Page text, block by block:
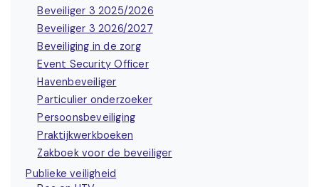
Beveiliger 3 2025/2026
Beveiliger 3 2026/2027
Beveiliging in de zorg
Event Security Officer
Havenbeveiliger
Particulier onderzoeker
Persoonsbeveiliging
Praktijkwerkboeken
Zakboek voor de beveiliger
Publieke veiligheid